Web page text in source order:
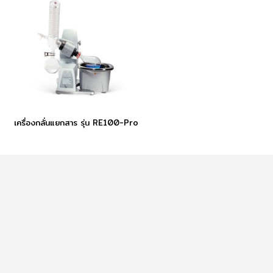
เครื่องกลั่นแยกสาร รุ่น RE100-Pro